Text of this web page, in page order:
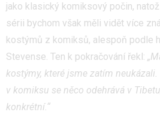
jako klasický komiksový počin,
sérii bychom však měli vidět více
kostýmů z komiksů, alespoň podle
Stevense. Ten k pokračování řekl:
kostýmy, které jsme zatím neukázali.
v komiksu se něco odehrává v
konkrétní.“